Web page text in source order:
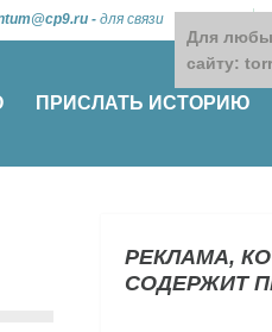
- для связи
ПРИСЛАТЬ ИСТОРИЮ
РЕКЛАМА,
СОДЕРЖИТ
Для
сайту: